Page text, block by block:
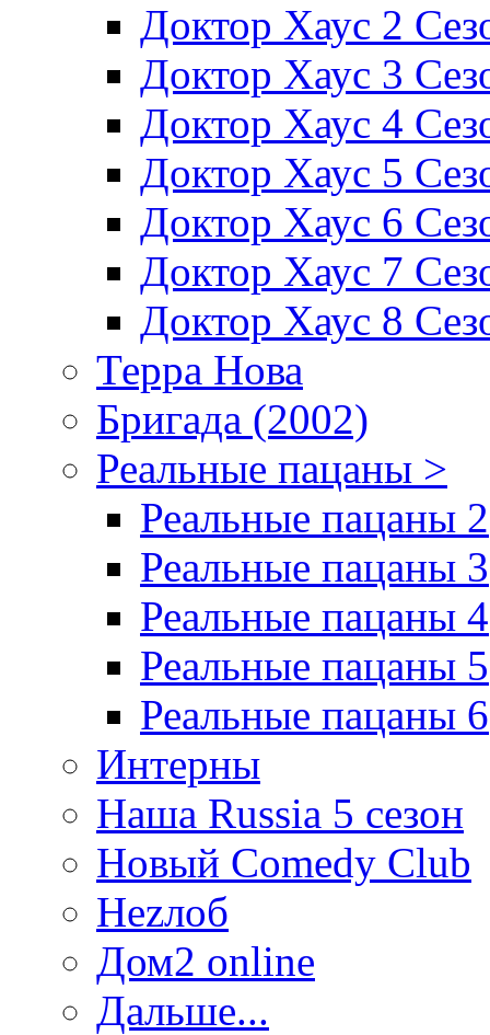
Доктор Хаус 2
Доктор Хаус 3
Доктор Хаус 4
Доктор Хаус 5
Доктор Хаус 6
Доктор Хаус 7
Доктор Хаус 8
Терра Нова
Бригада (2002)
Реальные пацаны >
Реальные пацаны 2
Реальные пацаны 3
Реальные пацаны 4
Реальные пацаны 5
Реальные пацаны 6
Интерны
Наша Russia 5 сезон
Новый Comedy Club
Неzлоб
Дом2 online
Дальше...